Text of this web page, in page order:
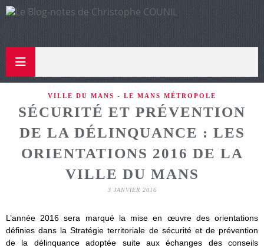
VILLE DU MANS - LE MANS MÉTROPOLE
SÉCURITÉ ET PRÉVENTION
DE LA DÉLINQUANCE : LES
ORIENTATIONS 2016 DE LA
VILLE DU MANS
3 JANVIER 2016
L’année 2016 sera marqué la mise en œuvre des orientations
définies dans la Stratégie territoriale de sécurité et de prévention
de la délinquance adoptée suite aux échanges des conseils